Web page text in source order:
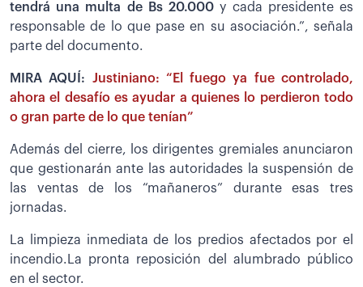
tendrá una multa de Bs 20.000y cada presidente es
responsable de lo que pase en su asociación.”, señala
parte del documento.
MIRA AQUÍ: Justiniano: “El fuego ya fue controlado,
ahora el desafío es ayudar a quienes lo perdieron todo
o gran parte de lo que tenían”
Además del cierre, los dirigentes gremiales anunciaron
que gestionarán ante las autoridades la suspensión de
las ventas de los “mañaneros” durante esas tres
jornadas.
La limpieza inmediata de los predios afectados por el
incendio.La pronta reposición del alumbrado público
en el sector.